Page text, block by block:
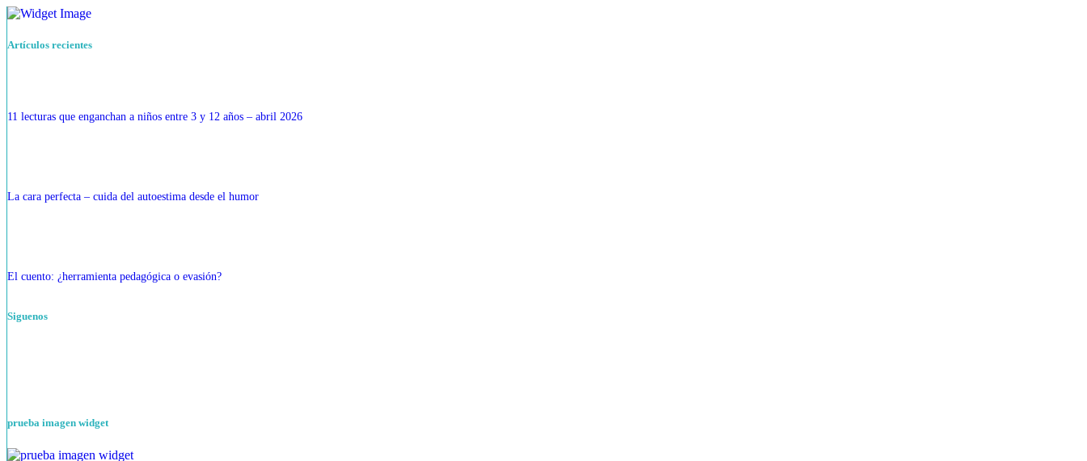
Artículos recientes
11 lecturas que enganchan a niños entre 3 y 12 años – abril 2026
La cara perfecta – cuida del autoestima desde el humor
El cuento: ¿herramienta pedagógica o evasión?
Siguenos
prueba imagen widget